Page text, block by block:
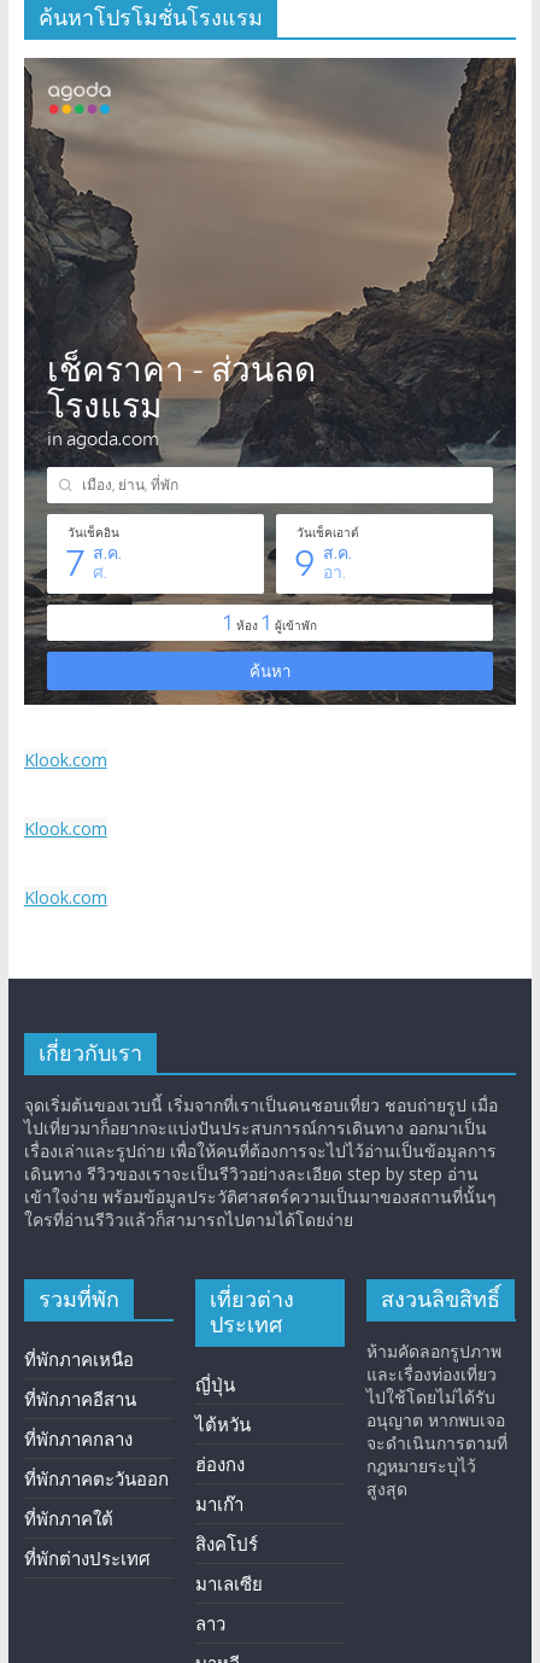
ค้นหาโปรโมชั่นโรงแรม
Klook.com
Klook.com
Klook.com
เกี่ยวกับเรา
จุดเริ่มต้นของเวบนี้ เริ่มจากที่เราเป็นคนชอบเที่ยว ชอบถ่ายรูป เมื่อ
ไปเที่ยวมาก็อยากจะแบ่งปันประสบการณ์การเดินทาง ออกมาเป็น
เรื่องเล่าและรูปถ่าย เพื่อให้คนที่ต้องการจะไปไว้อ่านเป็นข้อมูลการ
เดินทาง รีวิวของเราจะเป็นรีวิวอย่างละเอียด step by step อ่าน
เข้าใจง่าย พร้อมข้อมูลประวัติศาสตร์ความเป็นมาของสถานที่นั้นๆ
ใครที่อ่านรีวิวแล้วก็สามารถไปตามได้โดยง่าย
รวมที่พัก
ที่พักภาคเหนือ
ที่พักภาคอีสาน
ที่พักภาคกลาง
ที่พักภาคตะวันออก
ที่พักภาคใต้
ที่พักต่างประเทศ
เที่ยวต่าง
ประเทศ
ญี่ปุ่น
ไต้หวัน
ฮ่องกง
มาเก๊า
สิงคโปร์
มาเลเซีย
ลาว
สงวนลิขสิทธิ์
ห้ามคัดลอกรูปภาพ
และเรื่องท่องเที่ยว
ไปใช้โดยไม่ได้รับ
อนุญาต หากพบเจอ
จะดำเนินการตามที่
กฎหมายระบุไว้
สูงสุด